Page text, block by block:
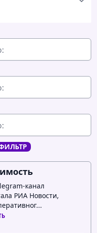
канал
РИА Новости,